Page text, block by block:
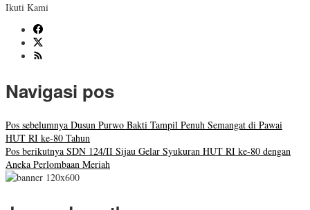
Ikuti Kami
Navigasi pos
Pos sebelumnya Dusun Purwo Bakti Tampil Penuh Semangat di Pawai
HUT RI ke-80 Tahun
Pos berikutnya SDN 124/II Sijau Gelar Syukuran HUT RI ke-80 dengan
Aneka Perlombaan Meriah